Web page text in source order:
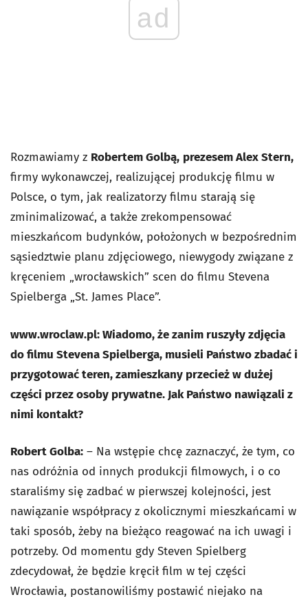
ad
Rozmawiamy z Robertem Golbą, prezesem Alex Stern,
firmy wykonawczej, realizującej produkcję filmu w
Polsce, o tym, jak realizatorzy filmu starają się
zminimalizować, a także zrekompensować
mieszkańcom budynków, położonych w bezpośrednim
sąsiedztwie planu zdjęciowego, niewygody związane z
kręceniem „wrocławskich” scen do filmu Stevena
Spielberga „St. James Place”.
www.wroclaw.pl: Wiadomo, że zanim ruszyły zdjęcia
do filmu Stevena Spielberga, musieli Państwo zbadać i
przygotować teren, zamieszkany przecież w dużej
części przez osoby prywatne. Jak Państwo nawiązali z
nimi kontakt?
Robert Golba: – Na wstępie chcę zaznaczyć, że tym, co
nas odróżnia od innych produkcji filmowych, i o co
staraliśmy się zadbać w pierwszej kolejności, jest
nawiązanie współpracy z okolicznymi mieszkańcami w
taki sposób, żeby na bieżąco reagować na ich uwagi i
potrzeby. Od momentu gdy Steven Spielberg
zdecydował, że będzie kręcił film w tej części
Wrocławia, postanowiliśmy postawić niejako na